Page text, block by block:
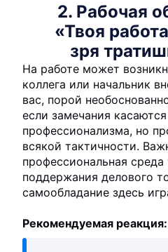
2. Рабочая
«Твоя
зря
На работе может
коллега или начальник
вас, порой
если замечания
профессионализма, но
всякой тактичности.
профессиональная среда
поддержания делового
самообладание здесь
Рекомендуемая реакция: